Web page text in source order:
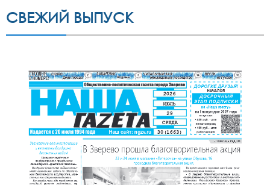
СВЕЖИЙ ВЫПУСК